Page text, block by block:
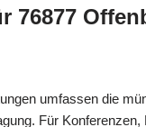
76877
umfassen die
Für Konferenzen,